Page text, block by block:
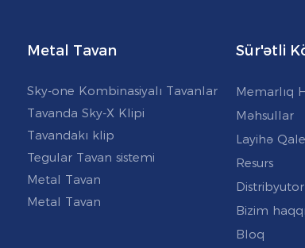
Metal Tavan
Sky-one Kombinasiyalı Tavanlar
Tavanda Sky-X Klipi
Tavandakı klip
Tegular Tavan sistemi
Metal Tavan
Metal Tavan
Sür'ətli
Memarlıq
Məhsullar
Layihə
Resurs
Distribyutor
Bizim
Bloq